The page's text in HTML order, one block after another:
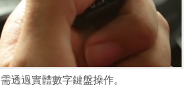
透過實體數字鍵盤操作。